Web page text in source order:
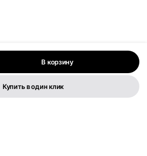
В корзину
Купить в один клик